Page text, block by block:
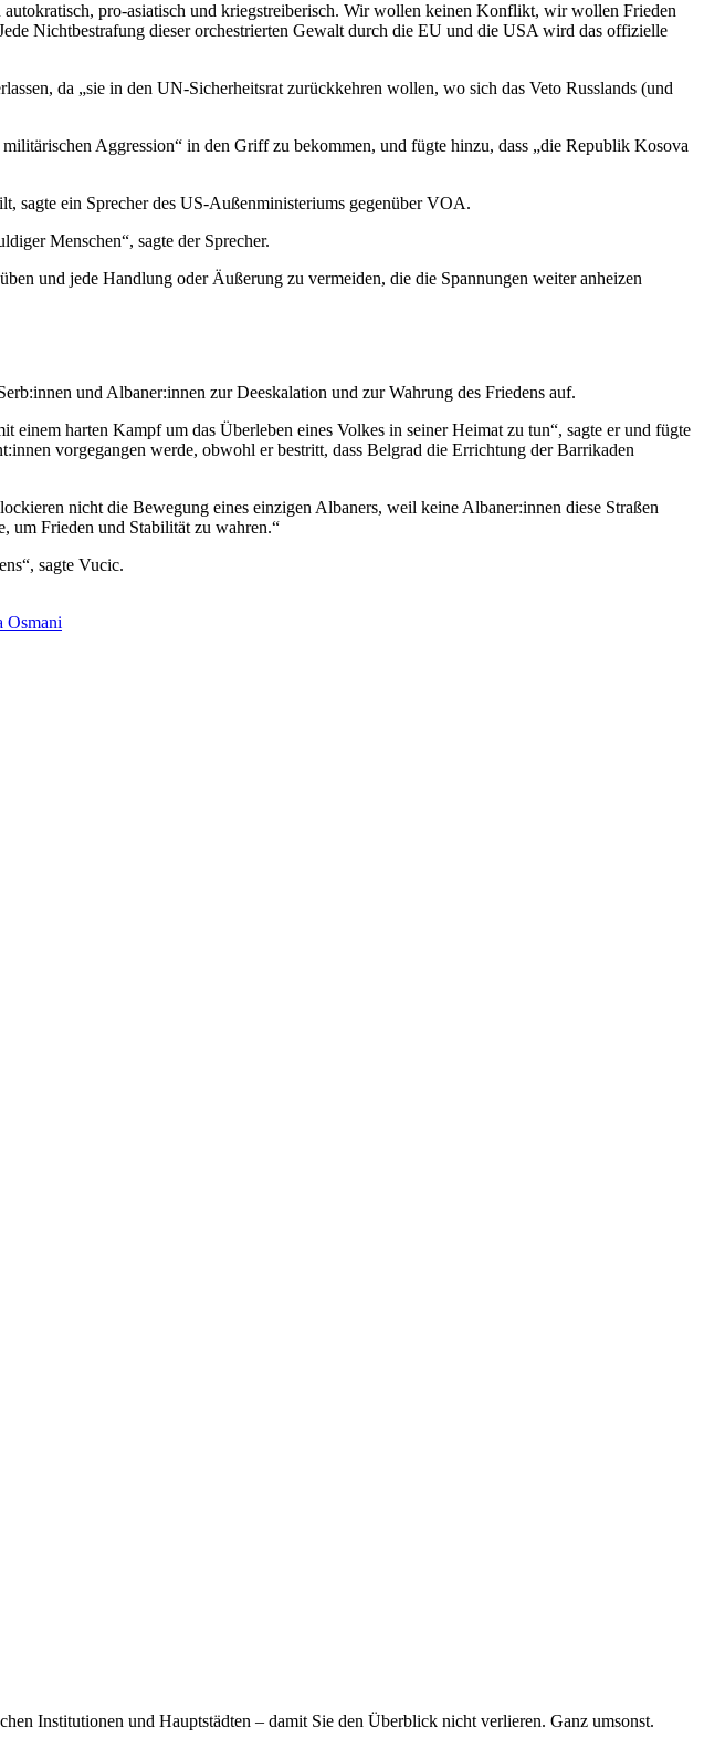
pro-asiatisch und kriegstreiberisch. Wir wollen keinen Konflikt, wir wollen Frieden
Nichtbestrafung dieser orchestrierten Gewalt durch die EU und die USA wird das offizielle
da „sie in den UN-Sicherheitsrat zurückkehren wollen, wo sich das Veto Russlands (und
Aggression“ in den Griff zu bekommen, und fügte hinzu, dass „die Republik Kosova
sagte ein Sprecher des US-Außenministeriums gegenüber VOA.
Menschen“, sagte der Sprecher.
und jede Handlung oder Äußerung zu vermeiden, die die Spannungen weiter anheizen
und Albaner:innen zur Deeskalation und zur Wahrung des Friedens auf.
harten Kampf um das Überleben eines Volkes in seiner Heimat zu tun“, sagte er und fügte
vorgegangen werde, obwohl er bestritt, dass Belgrad die Errichtung der Barrikaden
nicht die Bewegung eines einzigen Albaners, weil keine Albaner:innen diese Straßen
um Frieden und Stabilität zu wahren.“
sagte Vucic.
Osmani
Institutionen und Hauptstädten – damit Sie den Überblick nicht verlieren. Ganz umsonst.